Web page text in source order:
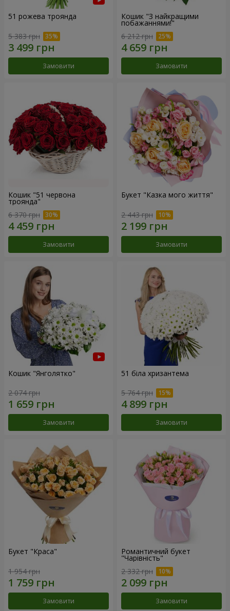
51 рожева троянда
5 383 грн
Замовити
Кошик "З найкращими
побажаннями!"
6 212 грн
Замовити
Кошик "51 червона
троянда"
6 370 грн
Замовити
Букет "Казка мого життя"
2 443 грн
Замовити
Кошик "Янголятко"
2 074 грн
Замовити
51 біла хризантема
5 764 грн
Замовити
Букет "Краса"
1 954 грн
Замовити
Романтичний букет
"Чарівність"
2 332 грн
Замовити